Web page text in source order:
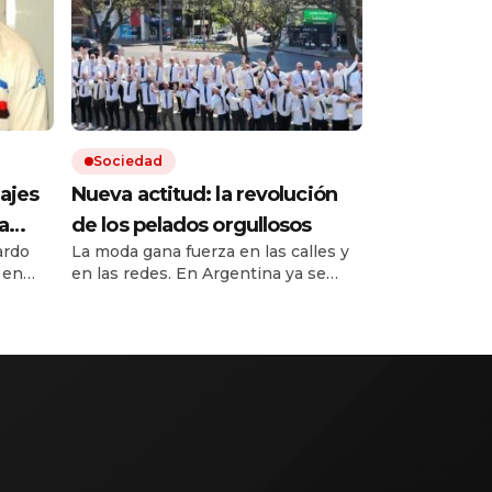
al
Sociedad
Nueva actitud: la revolución
de los pelados orgullosos
La moda gana fuerza en las calles y
en las redes. En Argentina ya se
Italia. ¿Argentina? Está 43 a nivel